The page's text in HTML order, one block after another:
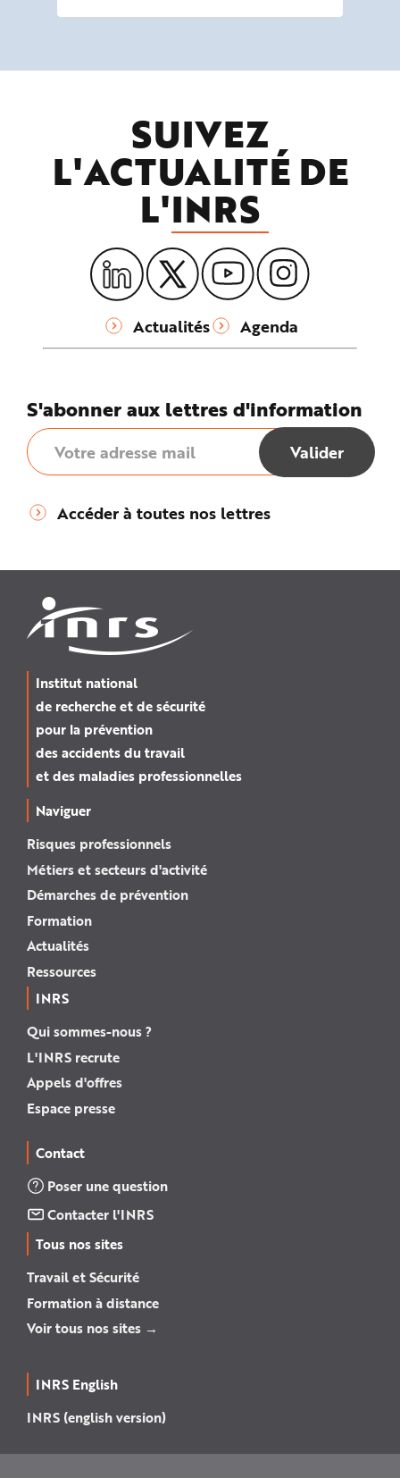
SUIVEZ
L'ACTUALITÉ DE
L'INRS
Actualités Agenda
S'abonner aux lettres d'information
Accéder à toutes nos lettres
Institut national
de recherche et de sécurité
pour la prévention
des accidents du travail
et des maladies professionnelles
Naviguer
Risques professionnels
Métiers et secteurs d'activité
Démarches de prévention
Formation
Actualités
Ressources
INRS
Qui sommes-nous ?
L'INRS recrute
Appels d'offres
Espace presse
Contact
Poser une question
Contacter l'INRS
Tous nos sites
Travail et Sécurité
Formation à distance
Voir tous nos sites →
INRS English
INRS (english version)